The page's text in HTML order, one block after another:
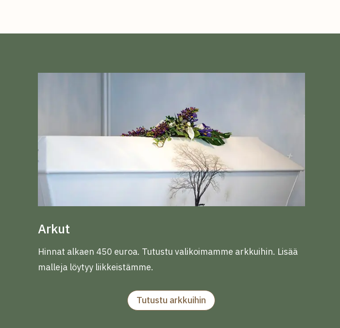
Arkut
Hinnat alkaen 450 euroa. Tutustu valikoimamme arkkuihin. Lisää
malleja löytyy liikkeistämme.
Tutustu arkkuihin